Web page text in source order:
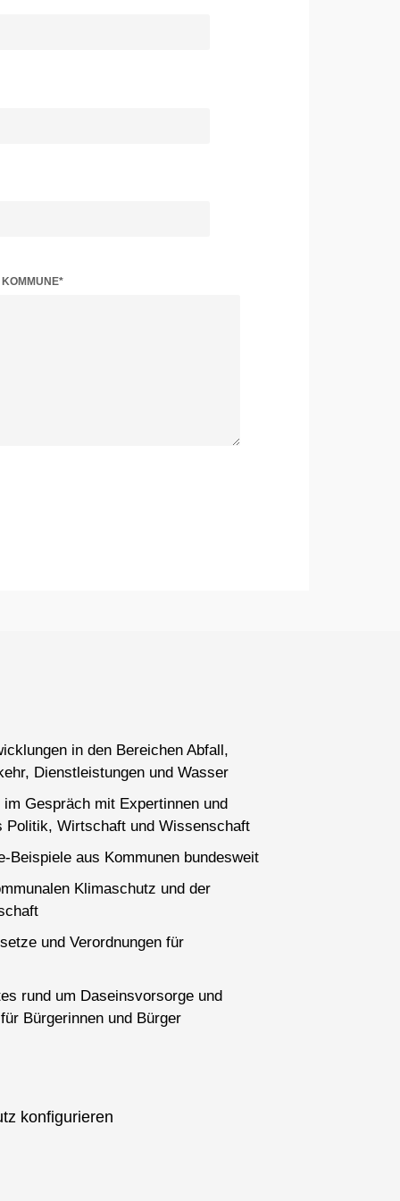
in den Bereichen Abfall,
Dienstleistungen und Wasser
Gespräch mit Expertinnen und
Politik, Wirtschaft und Wissenschaft
Beispiele aus Kommunen bundesweit
Klimaschutz und der
und Verordnungen für
rund um Daseinsvorsorge und
Bürgerinnen und Bürger
konfigurieren